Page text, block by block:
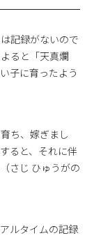
記録がないので
ると「天真爛
子に育ったよう
ち、嫁ぎまし
ると、それに伴
さじ ひゅうがの
ルタイムの記録